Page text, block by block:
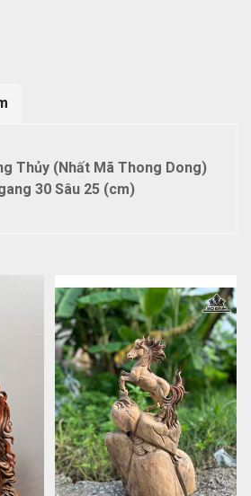
Thủy (Nhất Mã Thong Dong)
30 Sâu 25 (cm)